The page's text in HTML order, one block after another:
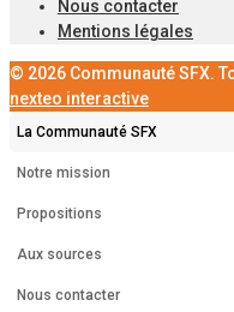
Nous contacter
Mentions légales
© 2026 Communauté SFX.
nexteo interactive
La Communauté SFX
Notre mission
Propositions
Aux sources
Nous contacter